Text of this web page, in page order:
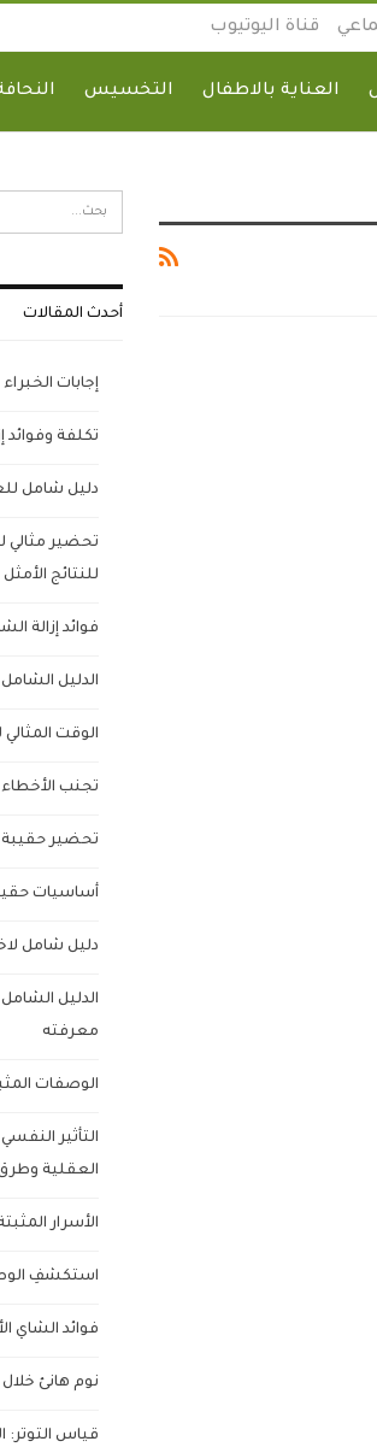
قناة اليوتيوب
العناية بالاطفال التخسيس
أحدث المقالات
إجابات
تكلفة وفوائد
دليل شامل
تحضير مثالي
للنتائج الأمثل
فوائد إزالة
الدليل
الوقت
تجنب
تحضير حقيبة
أساسيات
دليل شامل
الدليل
معرفته
الوصفات
التأثير
العقلية
الأسرار
استكشفِ
فوائد الشاي
نوم هانئ
قياس التوتر: